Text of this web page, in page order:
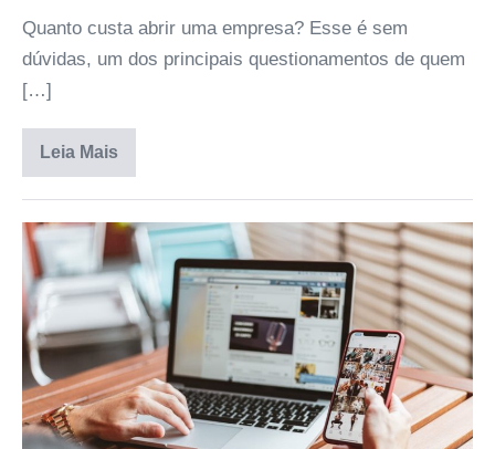
Quanto custa abrir uma empresa? Esse é sem
dúvidas, um dos principais questionamentos de quem
[…]
Leia Mais